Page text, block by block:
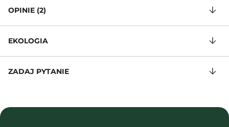
OPINIE (2)
EKOLOGIA
ZADAJ PYTANIE